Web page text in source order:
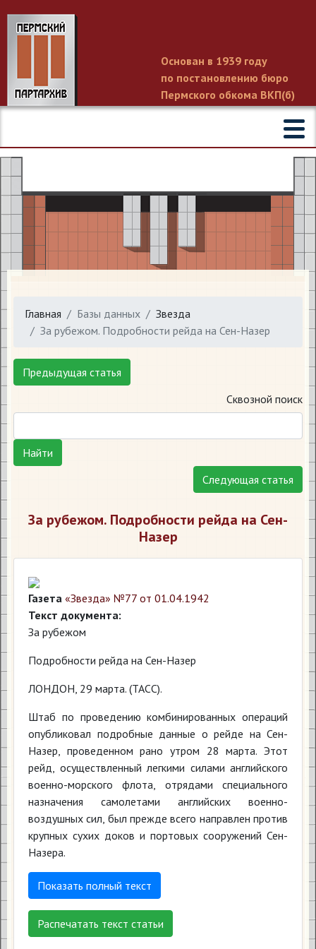
Основан в 1939 году
по постановлению бюро
Пермского обкома ВКП(б)
Главная Базы данных
Звезда
За рубежом. Подробности рейда на Сен-Назер
Предыдущая статья
Сквозной поиск
Найти
Следующая статья
За рубежом. Подробности рейда на Сен-
Назер
Газета «Звезда» №77 от 01.04.1942
Текст документа:
За рубежом
Подробности рейда на Сен-Назер
ЛОНДОН, 29 марта. (ТАСС).
Штаб по проведению комбинированных операций
опубликовал подробные данные о рейде на Сен-
Назер, проведенном рано утром 28 марта. Этот
рейд, осуществленный легкими силами английского
военно-морского флота, отрядами специального
назначения самолетами английских военно-
воздушных сил, был прежде всего направлен против
крупных сухих доков и портовых сооружений Сен-
Назера.
Показать полный текст
Распечатать текст статьи